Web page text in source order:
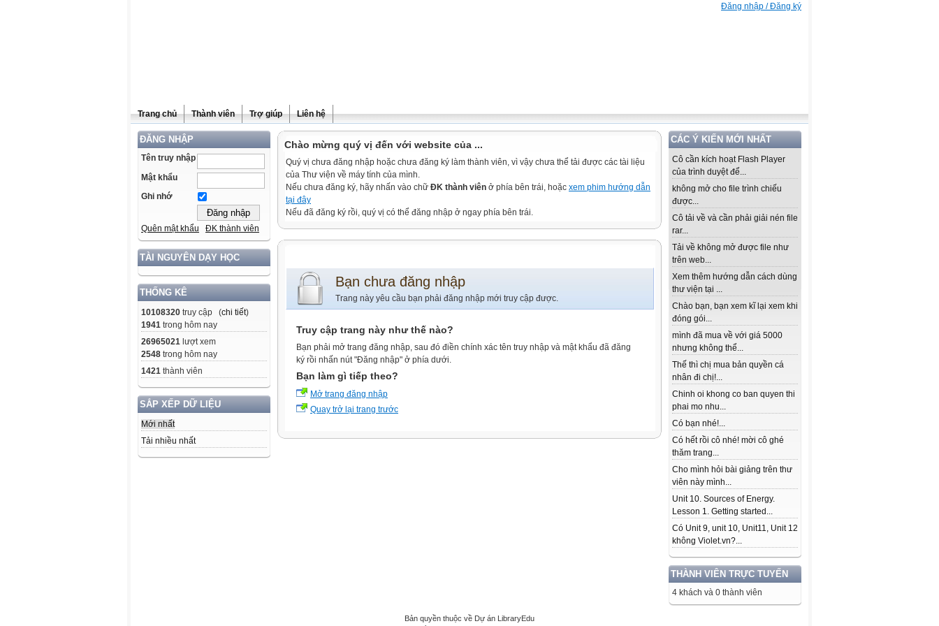
Đăng nhập / Đăng ký
Trang chủ Thành viên Trợ giúp Liên hệ
ĐĂNG NHẬP
Tên truy nhập
Mật khẩu
Ghi nhớ
Quên mật khẩu ĐK thành viên
TÀI NGUYÊN DẠY HỌC
THỐNG KÊ
10108320 truy cập (chi tiết)
1941 trong hôm nay
26965021 lượt xem
2548 trong hôm nay
1421 thành viên
SẮP XẾP DỮ LIỆU
Mới nhất
Tải nhiều nhất
CÁC Ý KIẾN MỚI NHẤT
Cô cần kích hoạt Flash Player
của trình duyệt để...
không mở cho file trình chiếu
được...
Cô tải về và cần phải giải nén file
rar...
Tải về không mở được file như
trên web...
Xem thêm hướng dẫn cách dùng
thư viện tại ...
Chào bạn, bạn xem kĩ lại xem khi
đóng gói...
mình đã mua về với giá 5000
nhưng không thể...
Thế thì chị mua bản quyền cá
nhân đi chị!...
Chinh oi khong co ban quyen thi
phai mo nhu...
Có bạn nhé!...
Có hết rồi cô nhé! mời cô ghé
thăm trang...
Cho mình hỏi bài giảng trên thư
viên này mình...
Unit 10. Sources of Energy.
Lesson 1. Getting started...
Có Unit 9, unit 10, Unit11, Unit 12
không Violet.vn?...
THÀNH VIÊN TRỰC TUYẾN
4 khách và 0 thành viên
Chào mừng quý vị đến với website của ...
Quý vị chưa đăng nhập hoặc chưa đăng ký làm thành viên, vì vậy chưa thể tải được các tài liệu
của Thư viện về máy tính của mình.
Nếu chưa đăng ký, hãy nhấn vào chữ ĐK thành viên ở phía bên trái, hoặc xem phim hướng dẫn
tại đây
Nếu đã đăng ký rồi, quý vị có thể đăng nhập ở ngay phía bên trái.
Bạn chưa đăng nhập
Trang này yêu cầu bạn phải đăng nhập mới truy cập được.
Truy cập trang này như thế nào?
Bạn phải mở trang đăng nhập, sau đó điền chính xác tên truy nhập và mật khẩu đã đăng
ký rồi nhấn nút "Đăng nhập" ở phía dưới.
Bạn làm gì tiếp theo?
Mở trang đăng nhập
Quay trở lại trang trước
Bản quyền thuộc về Dự án LibraryEdu